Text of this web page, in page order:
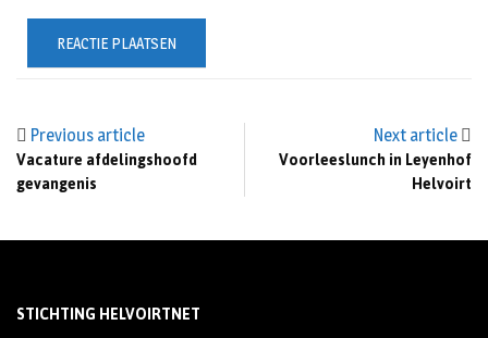
Previous article
Vacature afdelingshoofd
gevangenis
Next article
Voorleeslunch in Leyenhof
Helvoirt
STICHTING HELVOIRTNET